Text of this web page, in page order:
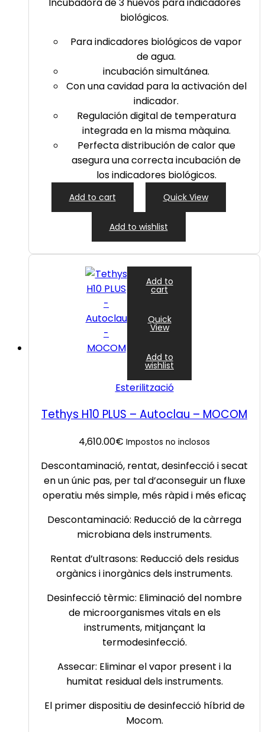
biológicos.
Para indicadores biológicos de vapor
de agua.
incubación simultánea.
Con una cavidad para la activación del
indicador.
Regulación digital de temperatura
integrada en la misma màquina.
Perfecta distribución de calor que
asegura una correcta incubación de
los indicadores biológicos.
Add to cart Quick View
Add to wishlist
Add to
cart
Quick
View
Add to
wishlist
Esterilització
Tethys H10 PLUS – Autoclau – MOCOM
4,610.00€ Impostos no inclosos
Descontaminació, rentat, desinfecció i secat
en un únic pas, per tal d’aconseguir un fluxe
operatiu més simple, més ràpid i més eficaç
Descontaminació: Reducció de la càrrega
microbiana dels instruments.
Rentat d’ultrasons: Reducció dels residus
orgànics i inorgànics dels instruments.
Desinfecció tèrmic: Eliminació del nombre
de microorganismes vitals en els
instruments, mitjançant la
termodesinfecció.
Assecar: Eliminar el vapor present i la
humitat residual dels instruments.
El primer dispositiu de desinfecció híbrid de
Mocom.